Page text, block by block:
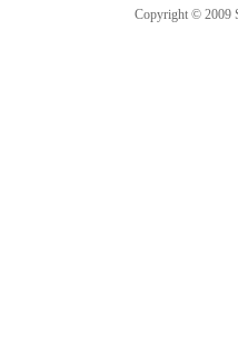
Copyright © 2009